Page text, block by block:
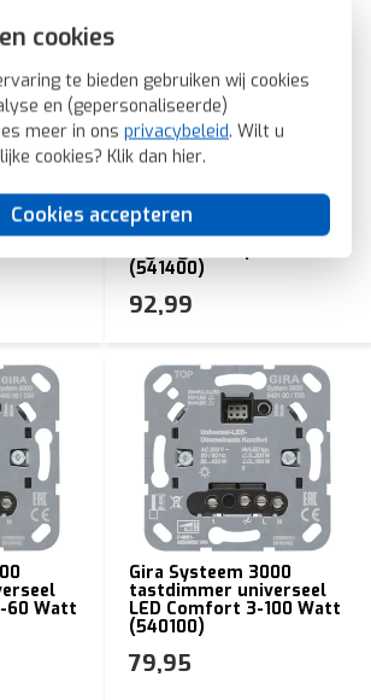
cookies
te bieden gebruiken wij cookies
en (gepersonaliseerde)
meer in ons privacybeleid. Wilt u
cookies? Klik dan hier.
Cookies accepteren
zonder
Gira Systeem 3000
jaloeziebesturing met
(541400)
92,99
60 Watt
Gira Systeem 3000
tastdimmer universeel
LED Comfort 3-100 Watt
(540100)
79,95